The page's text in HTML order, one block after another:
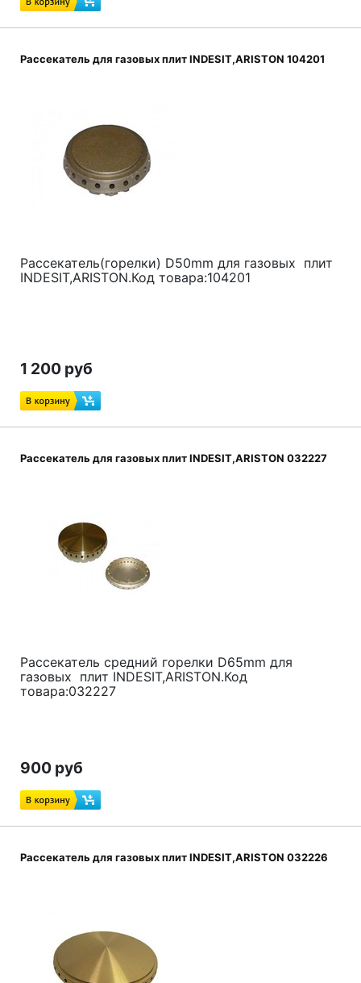
Рассекатель для газовых плит INDESIT,ARISTON 104201
Рассекатель(горелки) D50mm для газовых плит
INDESIT,ARISTON.Код товара:104201
1 200 руб
Рассекатель для газовых плит INDESIT,ARISTON 032227
Рассекатель средний горелки D65mm для
газовых плит INDESIT,ARISTON.Код
товара:032227
900 руб
Рассекатель для газовых плит INDESIT,ARISTON 032226